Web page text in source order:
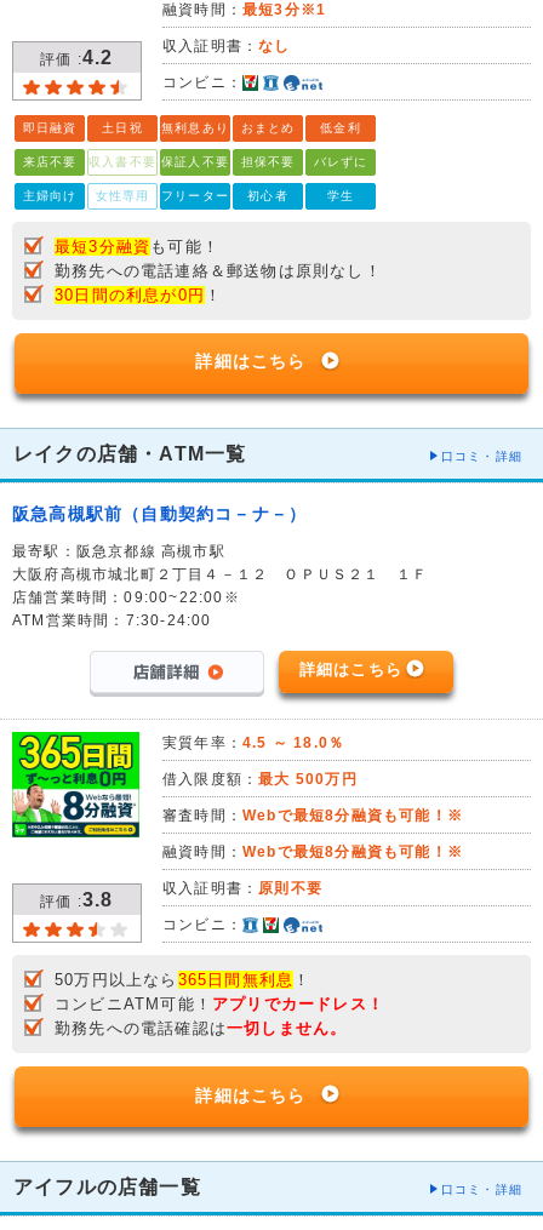
評価 :4.2
融資時間： 最短3分※1
収入証明書：なし
コンビニ：
即日融資 土日祝 無利息あり おまとめ 低金利
来店不要 収入書不要 保証人不要 担保不要 バレずに
主婦向け 女性専用 フリーター 初心者 学生
最短3分融資 も可能！
勤務先への電話連絡＆郵送物は原則なし！
30日間の利息が0円 ！
詳細はこちら
レイクの店舗・ATM一覧 口コミ・詳細
阪急高槻駅前（自動契約コ－ナ－）
最寄駅：阪急京都線 高槻市駅
大阪府高槻市城北町２丁目４－１２ ＯＰＵＳ２１ １Ｆ
店舗営業時間：09:00~22:00※
ATM営業時間：7:30-24:00
詳細はこちら
評価 :3.8
実質年率： 4.5 ～ 18.0％
借入限度額：最大 500万円
審査時間： Webで最短8分融資も可能！※
融資時間： Webで最短8分融資も可能！※
収入証明書： 原則不要
コンビニ：
50万円以上なら 365日間無利息 ！
コンビニATM可能！ アプリでカードレス！
勤務先への電話確認は一切しません。
詳細はこちら
アイフルの店舗一覧 口コミ・詳細